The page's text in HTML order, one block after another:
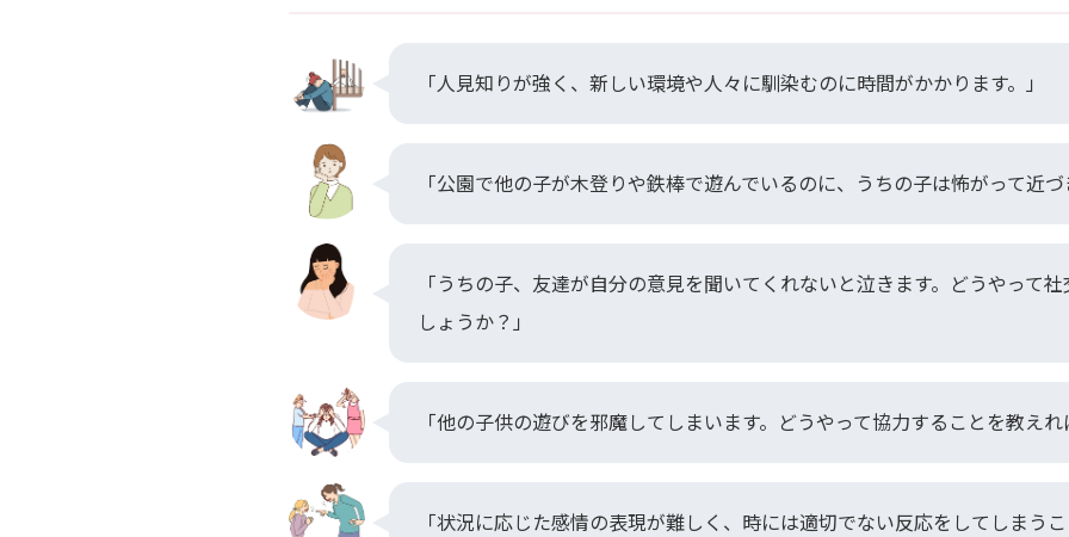
「人見知りが強く、新しい環境や人々に馴染むのに時間がかかります。」
「公園で他の子が木登りや鉄棒で遊んでいるのに、うちの子は怖がって近
「うちの子、友達が自分の意見を聞いてくれないと泣きます。どうやって
しょうか？」
「他の子供の遊びを邪魔してしまいます。どうやって協力することを教え
「状況に応じた感情の表現が難しく、時には適切でない反応をしてしまう